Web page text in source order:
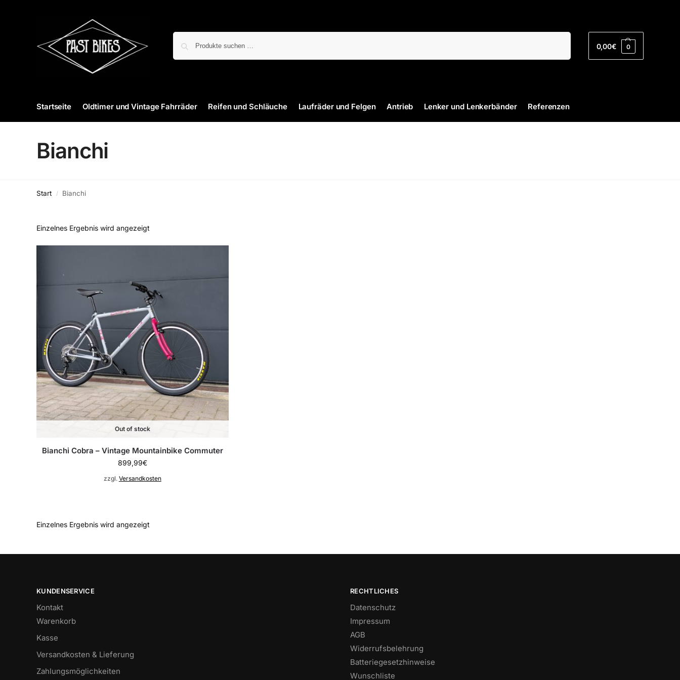
0,00€ 0
Startseite Oldtimer und Vintage Fahrräder Reifen und Schläuche Laufräder und Felgen Antrieb Lenker und Lenkerbänder Referenzen
Bianchi
Start / Bianchi
Einzelnes Ergebnis wird angezeigt
Out of stock
Bianchi Cobra – Vintage Mountainbike Commuter
899,99€
zzgl. Versandkosten
Einzelnes Ergebnis wird angezeigt
KUNDENSERVICE
Kontakt
Warenkorb
Kasse
Versandkosten & Lieferung
Zahlungsmöglichkeiten
RECHTLICHES
Datenschutz
Impressum
AGB
Widerrufsbelehrung
Batteriegesetzhinweise
Wunschliste